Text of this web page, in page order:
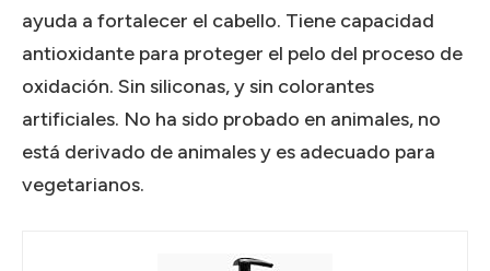
ayuda a fortalecer el cabello. Tiene capacidad
antioxidante para proteger el pelo del proceso de
oxidación. Sin siliconas, y sin colorantes
artificiales. No ha sido probado en animales, no
está derivado de animales y es adecuado para
vegetarianos.